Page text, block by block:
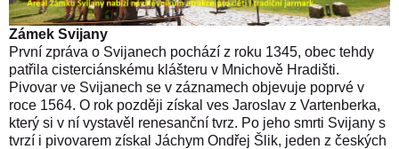
Zámek Svijany
První zpráva o Svijanech pochází z roku 1345, obec tehdy
patřila cisterciánskému klášteru v Mnichově Hradišti.
Pivovar ve Svijanech se v záznamech objevuje poprvé v
roce 1564. O rok později získal ves Jaroslav z Vartenberka,
který si v ní vystavěl renesanční tvrz. Po jeho smrti Svijany s
tvrzí i pivovarem získal Jáchym Ondřej Šlik, jeden z českých